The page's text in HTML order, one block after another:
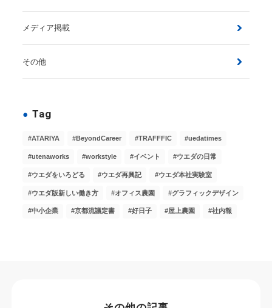
メディア掲載
その他
Tag
ATARIYA BeyondCareer TRAFFFIC uedatimes
utenaworks workstyle イベント ウエダの日常
ウエダをいろどる ウエダ再興記 ウエダ本社実験室
ウエダ版新しい働き方 オフィス農園 グラフィックデザイン
中小企業 京都流議定書 好日子 屋上農園 社内報